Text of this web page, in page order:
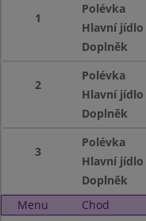
1
Polévka
Hlavní jídlo
Doplněk
2
Polévka
Hlavní jídlo
Doplněk
3
Polévka
Hlavní jídlo
Doplněk
Menu
Chod